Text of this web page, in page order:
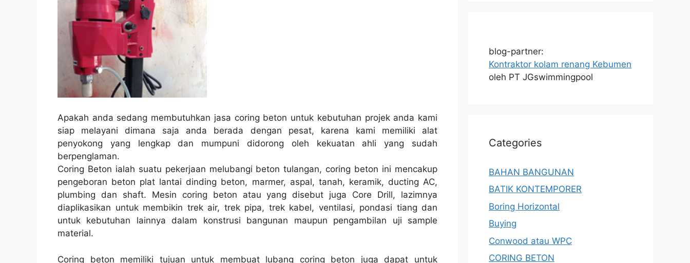
Apakah anda sedang membutuhkan jasa coring beton untuk kebutuhan projek anda kami
siap melayani dimana saja anda berada dengan pesat, karena kami memiliki alat
penyokong yang lengkap dan mumpuni didorong oleh kekuatan ahli yang sudah
berpenglaman.
Coring Beton ialah suatu pekerjaan melubangi beton tulangan, coring beton ini mencakup
pengeboran beton plat lantai dinding beton, marmer, aspal, tanah, keramik, ducting AC,
plumbing dan shaft. Mesin coring beton atau yang disebut juga Core Drill, lazimnya
diaplikasikan untuk membikin trek air, trek pipa, trek kabel, ventilasi, pondasi tiang dan
untuk kebutuhan lainnya dalam konstrusi bangunan maupun pengambilan uji sample
material.
Coring beton memiliki tujuan untuk membuat lubang coring beton juga dapat untuk
blog-partner:
Kontraktor kolam renang Kebumen
oleh PT JGswimmingpool
Categories
BAHAN BANGUNAN
BATIK KONTEMPORER
Boring Horizontal
Buying
Conwood atau WPC
CORING BETON